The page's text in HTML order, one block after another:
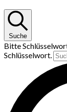
Suche
Bitte
Schlüsselwort.